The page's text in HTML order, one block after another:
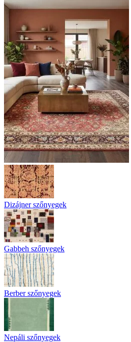
Dizájner szőnyegek
Gabbeh szőnyegek
Berber szőnyegek
Nepáli szőnyegek